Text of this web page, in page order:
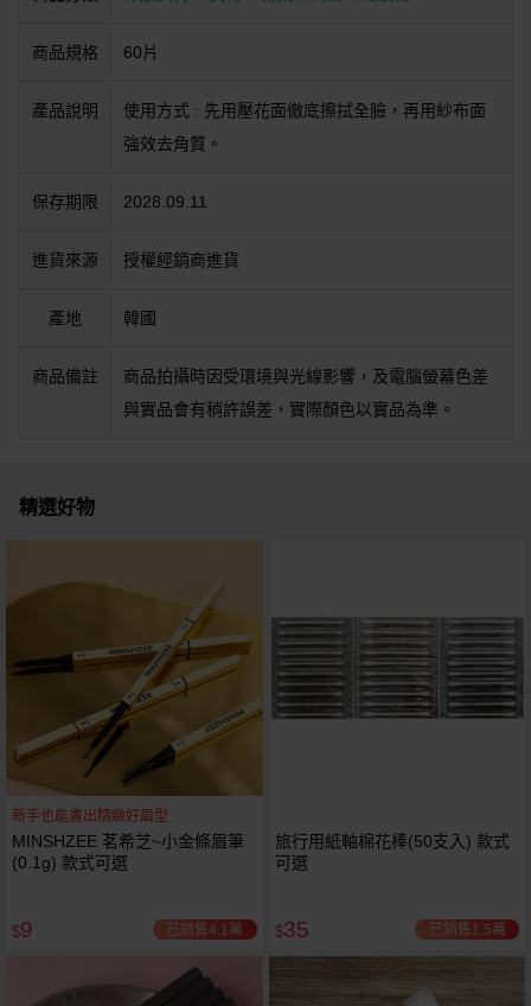
商品規格 60片
產品說明
使用方式 : 先用壓花面徹底擦拭全臉，再用紗布面
強效去角質。
保存期限 2028.09.11
進貨來源 授權經銷商進貨
產地 韓國
商品備註
商品拍攝時因受環境與光線影響，及電腦螢幕色差
與實品會有稍許誤差，實際顏色以實品為準。
精選好物
新手也能畫出精緻好眉型
MINSHZEE 茗希芝~小金條眉筆
(0.1g) 款式可選
$9 已銷售4.1萬
旅行用紙軸棉花棒(50支入) 款式
可選
$35 已銷售1.5萬